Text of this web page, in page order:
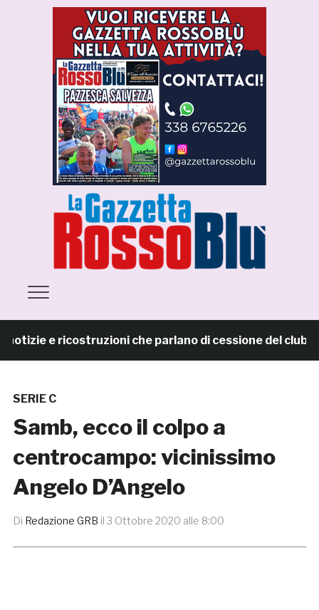
e ricostruzioni che parlano di cessione del club. IL
SERIE C
Samb, ecco il colpo a
centrocampo: vicinissimo
Angelo D’Angelo
Di Redazione GRB il 3 Ottobre 2020 alle 8:00